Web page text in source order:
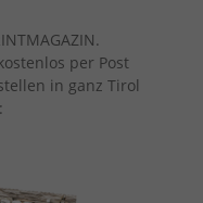
per Post
in ganz Tirol